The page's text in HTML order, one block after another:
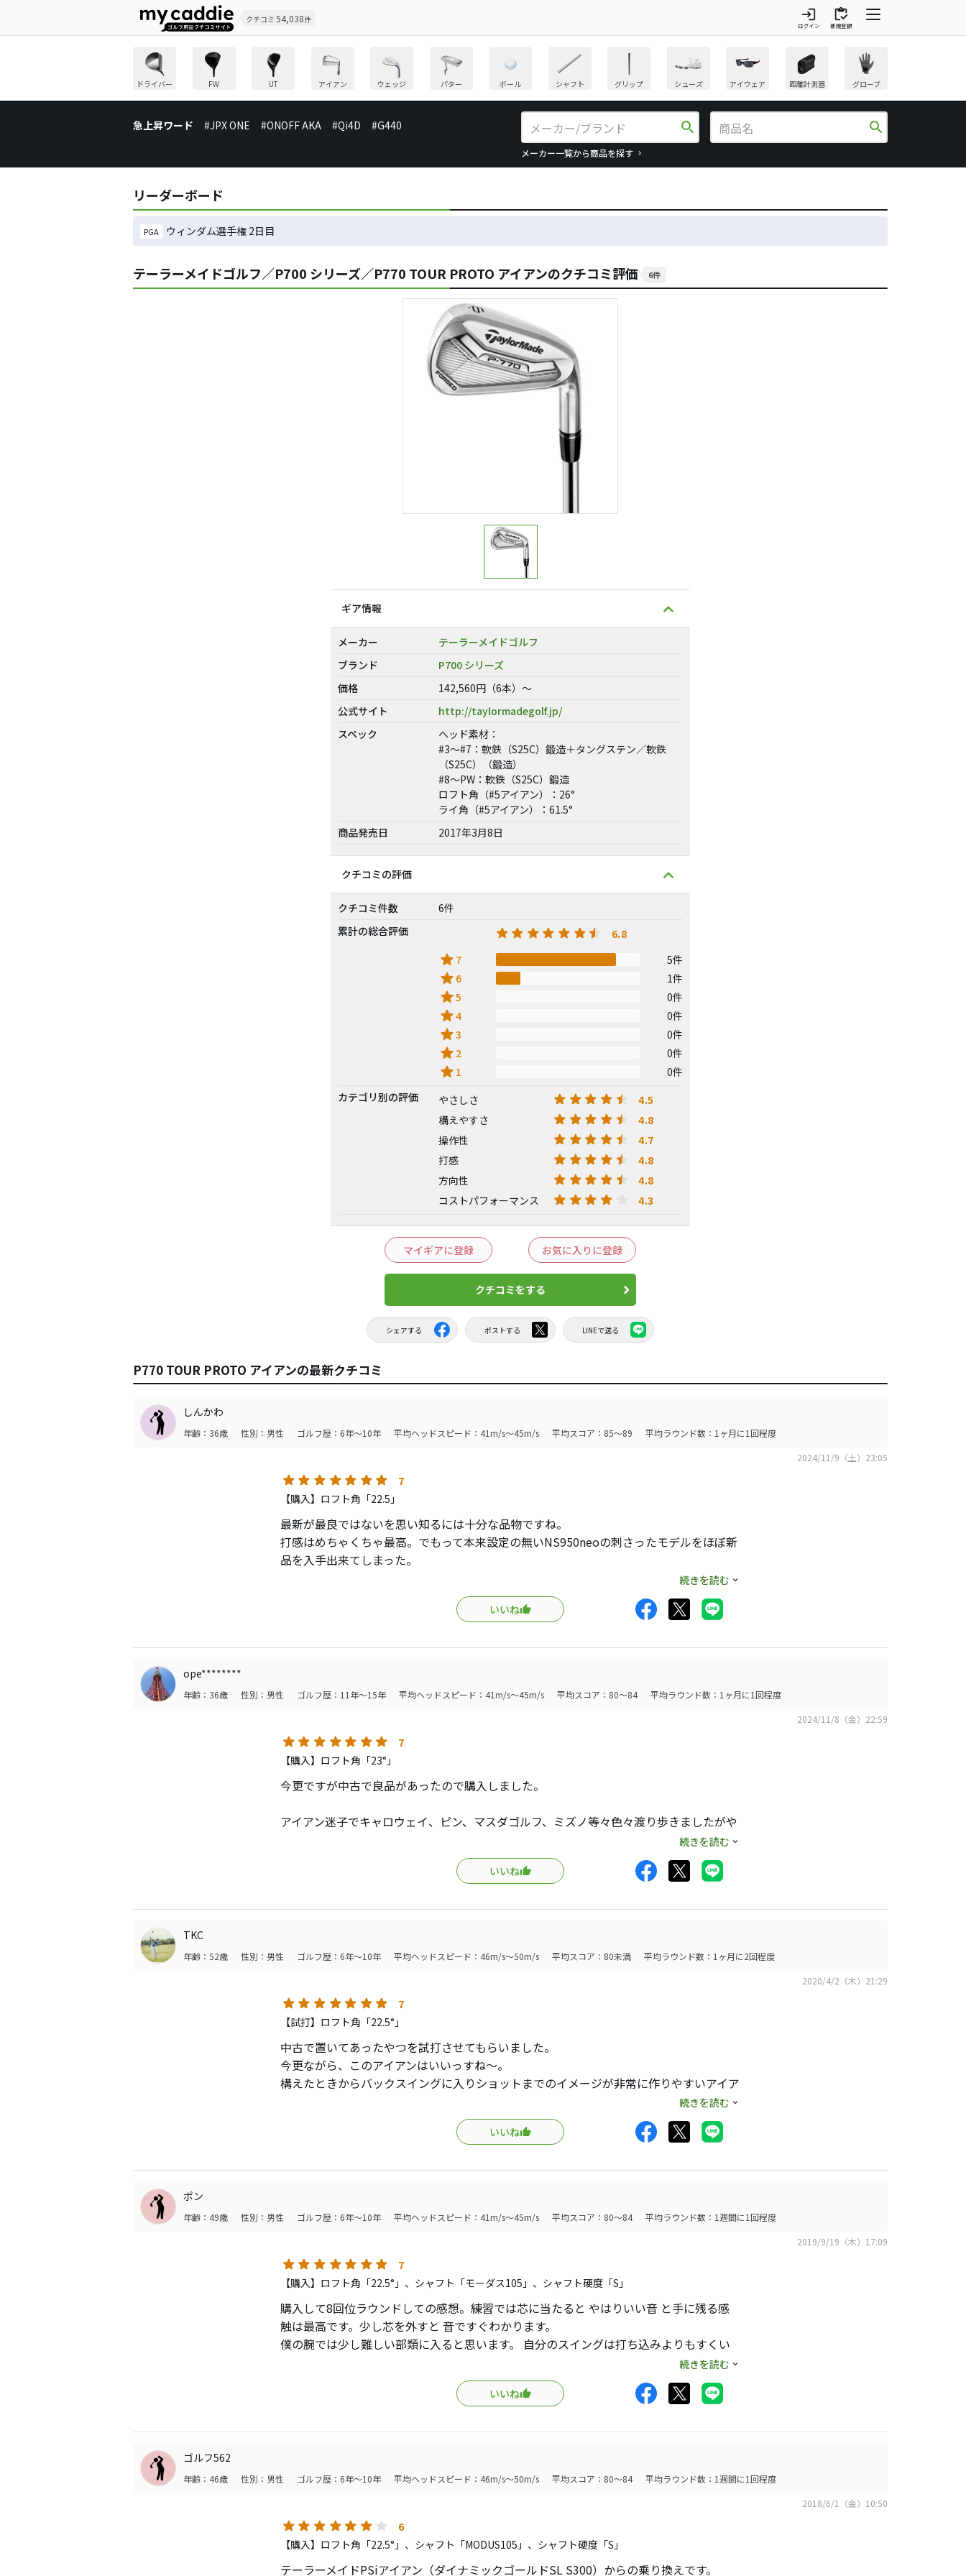
クチコミ 54,038件 login
ログイン
inventory
新規登録
ドライバー FW UT アイアン ウェッジ パター ボール シャフト グリップ シューズ アイウェア 距離計測器 グローブ
急上昇ワード #JPX ONE #ONOFF AKA #Qi4D #G440 search
メーカー一覧から商品を探す
search
リーダーボード
PGA ウィンダム選手権 2日目
テーラーメイドゴルフ／P700 シリーズ／P770 TOUR PROTO アイアンのクチコミ評価 6件
ギア情報
メーカー
テーラーメイドゴルフ
ブランド
P700 シリーズ
価格
142,560円（6本）～
公式サイト
http://taylormadegolf.jp/
スペック
ヘッド素材：
#3〜#7：軟鉄（S25C）鍛造＋タングステン／軟鉄
（S25C）（鍛造）
#8〜PW：軟鉄（S25C）鍛造
ロフト角（#5アイアン）：26°
ライ角（#5アイアン）：61.5°
商品発売日
2017年3月8日
クチコミの評価
クチコミ件数
6件
累計の総合評価
6.8
star 7 5件
star 6 1件
star5 0件
star4 0件
star3 0件
star 2 0件
star 1
0件
カテゴリ別の評価
やさしさ 4.5
構えやすさ 4.8
操作性 4.7
打感 4.8
方向性 4.8
コストパフォーマンス 4.3
マイギアに登録 お気に入りに登録
クチコミをする
シェアする ポストする LINEで送る
P770 TOUR PROTO アイアンの最新クチコミ
しんかわ
年齢：36歳 性別：男性 ゴルフ歴：6年～10年 平均ヘッドスピード：41m/s～45m/s 平均スコア：85～89
平均ラウンド数：1ヶ月に1回程度
2024/11/9（土）23:05
7
【購入】ロフト角「22.5」
最新が最良ではないを思い知るには十分な品物ですね。
打感はめちゃくちゃ最高。でもって本来設定の無いNS950neoの刺さったモデルをほぼ新
品を入手出来てしまった。
打感はもう最高!!球を包み込んだ後に押し出す、凍らせたバターで打つことはないがなん
打感が良いとされる代表格の三浦技研やミズノMPも使用したことありますがやっぱり個
7番でロフト33度と使い勝手も丁度よい。
続きを読む
いいね
ope********
年齢：36歳 性別：男性 ゴルフ歴：11年～15年 平均ヘッドスピード：41m/s～45m/s 平均スコア：80～84
平均ラウンド数：1ヶ月に1回程度
2024/11/8（金）22:59
7
【購入】ロフト角「23°」
今更ですが中古で良品があったので購入しました。
アイアン迷子でキャロウェイ、ピン、マスダゴルフ、ミズノ等々色々渡り歩きましたがや
2017のモデルは軟鉄で出来ているので打感がよく、タングステンによるお助け要素も感
翌年以降は中空クロモリになってしまったので打感がぼやけてしまいます。
出来ない仕様で使ってます。
見た目もかっこよく所有感もあるので当分はこのアイアンでいきます。
続きを読む
いいね
TKC
年齢：52歳 性別：男性 ゴルフ歴：6年～10年 平均ヘッドスピード：46m/s～50m/s 平均スコア：80未満
平均ラウンド数：1ヶ月に2回程度
2020/4/2（木）21:29
7
【試打】ロフト角「22.5°」
中古で置いてあったやつを試打させてもらいました。
今更ながら、このアイアンはいいっすね〜。
構えたときからバックスイングに入りショットまでのイメージが非常に作りやすいアイア
また、大きなタングステンが入ったソールのおかげか、本当に真っすぐしか行きません。
操作性が欲しい人はP750かP730を買えってことですよね。
一瞬買おうかと思いましたが、今年はZ785が調子良すぎて、先日の県アマ大会もトップ
ね。
続きを読む
いいね
ポン
年齢：49歳 性別：男性 ゴルフ歴：6年～10年 平均ヘッドスピード：41m/s～45m/s 平均スコア：80～84
平均ラウンド数：1週間に1回程度
2019/9/19（木）17:09
7
【購入】ロフト角「22.5°」、シャフト「モーダス105」、シャフト硬度「S」
購入して8回位ラウンドしての感想。練習では芯に当たると やはりいい音 と手に残る感
触は最高です。少し芯を外すと 音ですぐわかります。
僕の腕では少し難しい部類に入ると思います。 自分のスイングは打ち込みよりもすくい
あげる感じのスイングです。 が 軽いフェードボールで球が高く上がります。7鉄で
160yard位です。 今では5鉄は普通に打てるようになりましたが 4鉄はやっぱり難しく感
じる時もあります。スリクソン5シリーズから今回のアイアンですが 上からみると フェイ
を練習場に持っていくとよくわかりました。 それでも コースに出ると何故かそれなりに
続きを読む
いいね
ゴルフ562
年齢：46歳 性別：男性 ゴルフ歴：6年～10年 平均ヘッドスピード：46m/s～50m/s 平均スコア：80～84
平均ラウンド数：1週間に1回程度
2018/6/1（金）10:50
6
【購入】ロフト角「22.5°」、シャフト「MODUS105」、シャフト硬度「S」
テーラーメイドPSiアイアン（ダイナミックゴールドSL S300）からの乗り換えです。